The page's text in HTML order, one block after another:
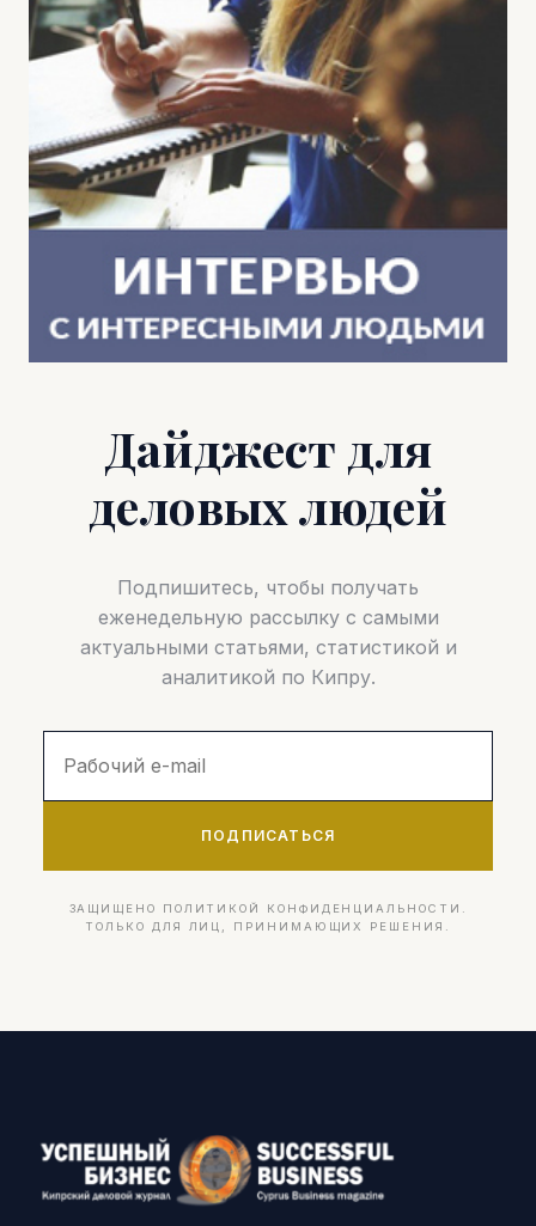
Дайджест для
деловых людей
Подпишитесь, чтобы получать
еженедельную рассылку с самыми
актуальными статьями, статистикой и
аналитикой по Кипру.
ПОДПИСАТЬСЯ
ЗАЩИЩЕНО ПОЛИТИКОЙ КОНФИДЕНЦИАЛЬНОСТИ.
ТОЛЬКО ДЛЯ ЛИЦ, ПРИНИМАЮЩИХ РЕШЕНИЯ.